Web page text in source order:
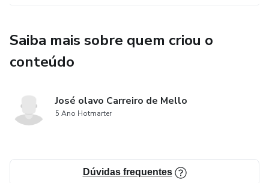
Saiba mais sobre quem criou o
conteúdo
José olavo Carreiro de Mello
5 Ano Hotmarter
Dúvidas frequentes